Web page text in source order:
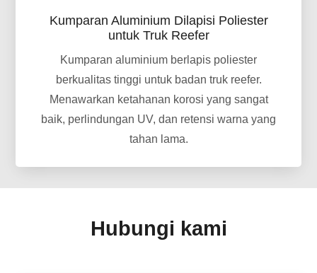
Kumparan Aluminium Dilapisi Poliester
untuk Truk Reefer
Kumparan aluminium berlapis poliester
berkualitas tinggi untuk badan truk reefer.
Menawarkan ketahanan korosi yang sangat
baik, perlindungan UV, dan retensi warna yang
tahan lama.
Hubungi kami